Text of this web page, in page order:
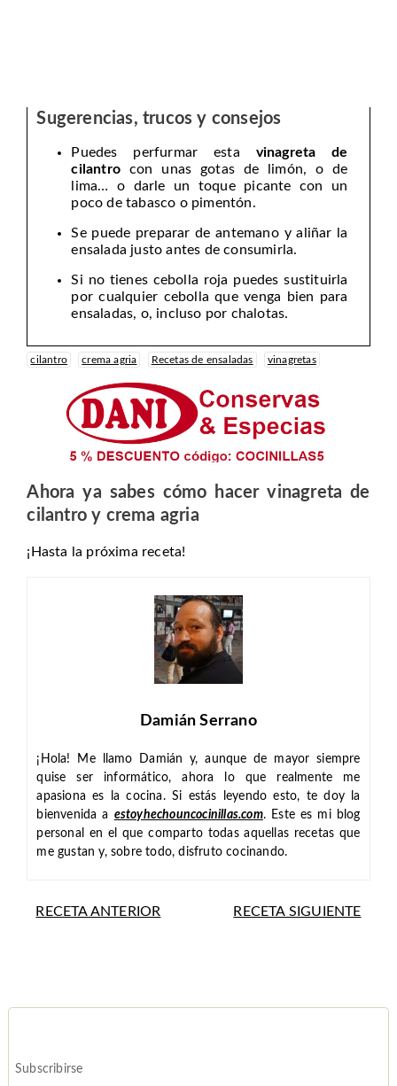
Sugerencias, trucos y consejos
Puedes perfurmar esta vinagreta de
cilantro con unas gotas de limón, o de
lima… o darle un toque picante con un
poco de tabasco o pimentón.
Se puede preparar de antemano y aliñar la
ensalada justo antes de consumirla.
Si no tienes cebolla roja puedes sustituirla
por cualquier cebolla que venga bien para
ensaladas, o, incluso por chalotas.
cilantro crema agria Recetas de ensaladas vinagretas
Ahora ya sabes cómo hacer vinagreta de
cilantro y crema agria
¡Hasta la próxima receta!
Damián Serrano
¡Hola! Me llamo Damián y, aunque de mayor siempre
quise ser informático, ahora lo que realmente me
apasiona es la cocina. Si estás leyendo esto, te doy la
bienvenida a estoyhechouncocinillas.com. Este es mi blog
personal en el que comparto todas aquellas recetas que
me gustan y, sobre todo, disfruto cocinando.
RECETA ANTERIOR RECETA SIGUIENTE
Subscribirse